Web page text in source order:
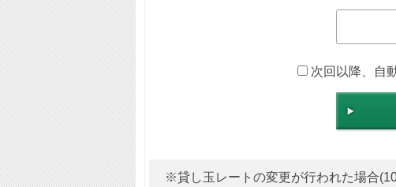
次回以降、自
※貸し玉レートの変更が行われた場合